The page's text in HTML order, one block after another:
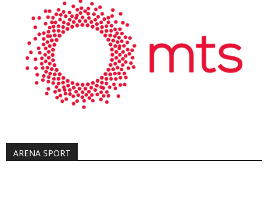
ARENA SPORT